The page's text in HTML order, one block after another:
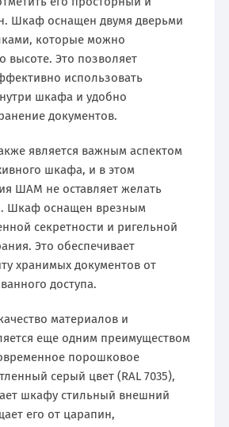
Шкаф оснащен двумя дверьми
которые можно
высоте. Это позволяет
использовать
шкафа и удобно
документов.
является важным аспектом
шкафа, и в этом
ШАМ не оставляет желать
Шкаф оснащен врезным
секретности и ригельной
Это обеспечивает
хранимых документов от
доступа.
материалов и
еще одним преимуществом
порошковое
серый цвет (RAL 7035),
шкафу стильный внешний
его от царапин,